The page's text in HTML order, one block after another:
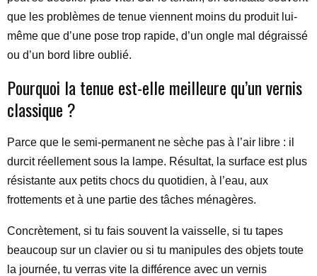
que les problèmes de tenue viennent moins du produit lui-
même que d’une pose trop rapide, d’un ongle mal dégraissé
ou d’un bord libre oublié.
Pourquoi la tenue est-elle meilleure qu’un vernis
classique ?
Parce que le semi-permanent ne sèche pas à l’air libre : il
durcit réellement sous la lampe. Résultat, la surface est plus
résistante aux petits chocs du quotidien, à l’eau, aux
frottements et à une partie des tâches ménagères.
Concrètement, si tu fais souvent la vaisselle, si tu tapes
beaucoup sur un clavier ou si tu manipules des objets toute
la journée, tu verras vite la différence avec un vernis